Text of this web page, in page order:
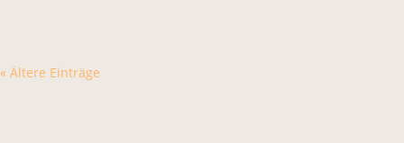
« Ältere Einträge